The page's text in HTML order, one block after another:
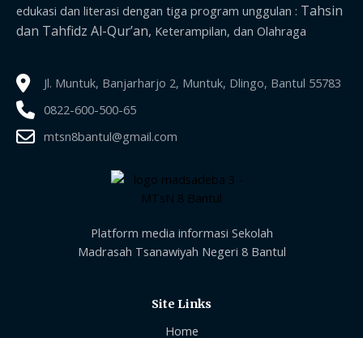
edukasi dan literasi dengan tiga program unggulan : Tahsin
dan Tahfidz Al-Qur’an, Keterampilan, dan Olahraga
Jl. Muntuk, Banjarharjo 2, Muntuk, Dlingo, Bantul 55783
0822-600-500-65
mtsn8bantul@gmail.com
Platform media informasi Sekolah
Madrasah Tsanawiyah Negeri 8 Bantul
Site Links
Home